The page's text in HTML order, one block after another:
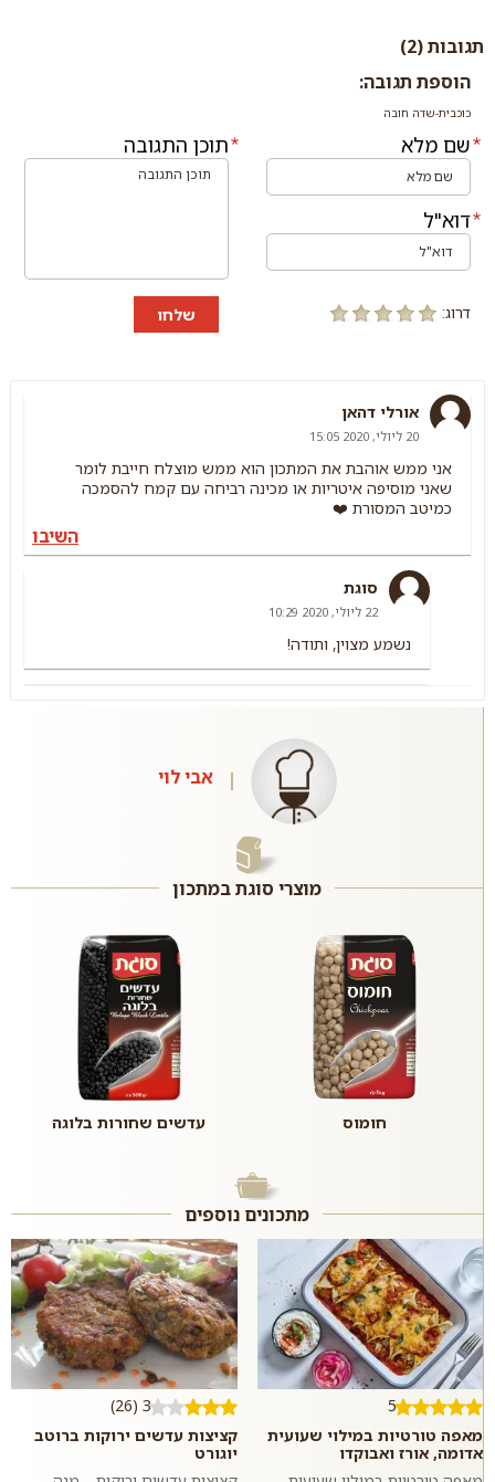
תגובות (2)
הוספת תגובה:
כוכבית-שדה חובה
שם מלא
דוא"ל
תוכן התגובה
דרוג: שלחו
אורלי דהאן
20 ליולי, 2020 15:05
אני ממש אוהבת את המתכון הוא ממש מוצלח חייבת לומר
שאני מוסיפה איטריות או מכינה רביחה עם קמח להסמכה
כמיטב המסורת ❤️
השיבו
סוגת
22 ליולי, 2020 10:29
נשמע מצוין, ותודה!
אבי לוי
מוצרי סוגת במתכון
חומוס עדשים שחורות בלוגה
מתכונים נוספים
5
מאפה טורטיות במילוי שעועית
אדומה, אורז ואבוקדו
3 (26)
קציצות עדשים ירוקות ברוטב
יוגורט